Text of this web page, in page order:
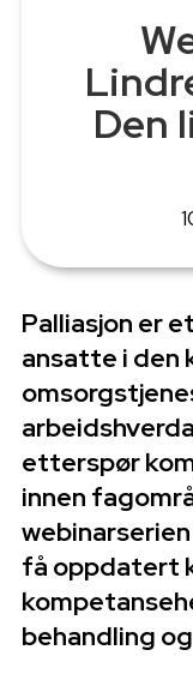
Den
Palliasjon er
ansatte i den
etterspør
innen
få oppdatert
behandling